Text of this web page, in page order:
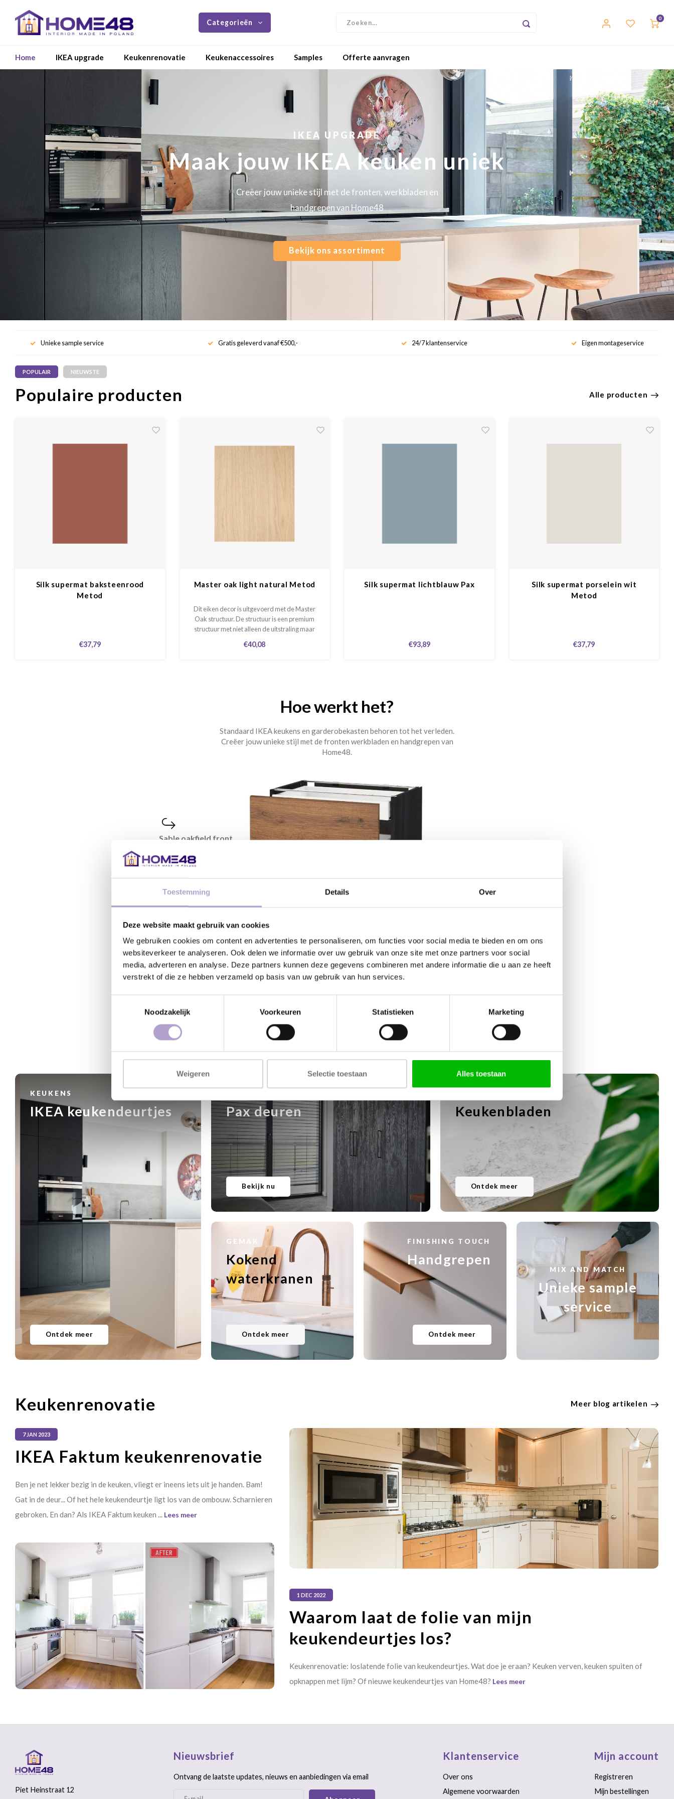
Toestemming Details Over
Deze website maakt gebruik van cookies
We gebruiken cookies om content en advertenties te personaliseren, om functies voor social media te bieden en om ons
websiteverkeer te analyseren. Ook delen we informatie over uw gebruik van onze site met onze partners voor social
media, adverteren en analyse. Deze partners kunnen deze gegevens combineren met andere informatie die u aan ze heeft
verstrekt of die ze hebben verzameld op basis van uw gebruik van hun services.
Noodzakelijk
Voorkeuren Statistieken Marketing
Weigeren Selectie toestaan Alles toestaan
Categorieën 0
Home IKEA upgrade Keukenrenovatie Keukenaccessoires Samples Offerte aanvragen
IKEA UPGRADE
Maak jouw IKEA keuken uniek
Creëer jouw unieke stijl met de fronten, werkbladen en
handgrepen van Home48
Bekijk ons assortiment
Unieke sample service Gratis geleverd vanaf €500,- 24/7 klantenservice Eigen montageservice
POPULAIR NIEUWSTE
Populaire producten Alle producten
Silk supermat baksteenrood
Metod
€37,79
Master oak light natural Metod
Dit eiken decor is uitgevoerd met de Master
Oak structuur. De structuur is een premium
structuur met niet alleen de uitstraling maar
€40,08
Silk supermat lichtblauw Pax
€93,89
Silk supermat porselein wit
Metod
€37,79
Hoe werkt het?
Standaard IKEA keukens en garderobekasten behoren tot het verleden.
Creëer jouw unieke stijl met de fronten werkbladen en handgrepen van
Home48.
Sable oakfield front
KEUKENS
IKEA keukendeurtjes
Ontdek meer
Pax deuren
Bekijk nu
Keukenbladen
Ontdek meer
GEMAK
Kokend
waterkranen
Ontdek meer
FINISHING TOUCH
Handgrepen
Ontdek meer
MIX AND MATCH
Unieke sample
service
Keukenrenovatie Meer blog artikelen
7 JAN 2023
IKEA Faktum keukenrenovatie
Ben je net lekker bezig in de keuken, vliegt er ineens iets uit je handen. Bam!
Gat in de deur... Of het hele keukendeurtje ligt los van de ombouw. Scharnieren
gebroken. En dan? Als IKEA Faktum keuken ... Lees meer
1 DEC 2022
Waarom laat de folie van mijn
keukendeurtjes los?
Keukenrenovatie: loslatende folie van keukendeurtjes. Wat doe je eraan? Keuken verven, keuken spuiten of
opknappen met lijm? Of nieuwe keukendeurtjes van Home48? Lees meer
Piet Heinstraat 12
Nieuwsbrief
Ontvang de laatste updates, nieuws en aanbiedingen via email
Klantenservice
Over ons
Algemene voorwaarden
Mijn account
Registreren
Mijn bestellingen